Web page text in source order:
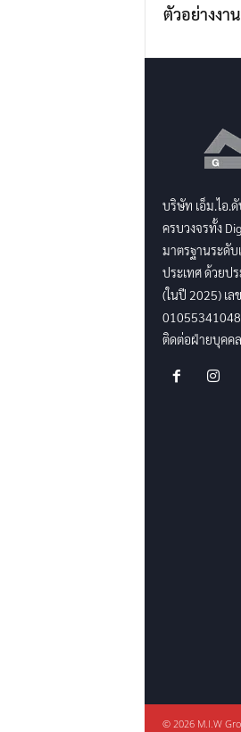
ตัวอย่างงา
บริษัท เอ็ม.ไอ.
ครบวงจรทั้ง
มาตรฐานระดับ
ประเทศ ด้วยป
(ในปี 2025) เ
ติดต่อฝ่ายบุคคล
© 2026 M.I.W